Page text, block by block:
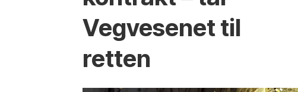
Vegvesenet til
retten